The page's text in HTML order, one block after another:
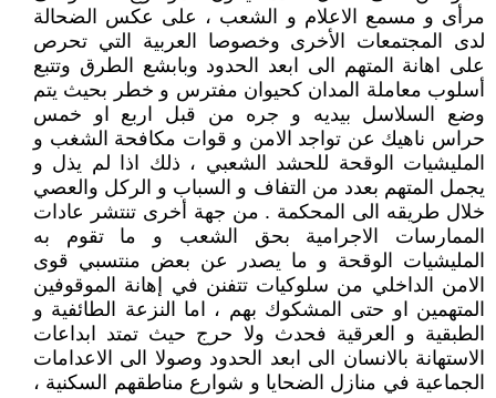
مرأى و مسمع الاعلام و الشعب ، على عكس الضحالة
لدى المجتمعات الأخرى وخصوصا العربية التي تحرص
على اهانة المتهم الى ابعد الحدود وبابشع الطرق وتتبع
أسلوب معاملة المدان كحيوان مفترس و خطر بحيث يتم
وضع السلاسل بيديه و جره من قبل اربع او خمس
حراس ناهيك عن تواجد الامن و قوات مكافحة الشغب و
المليشيات الوقحة للحشد الشعبي ، ذلك اذا لم يذل و
يجمل المتهم بعدد من التفاف و السباب و الركل والعصي
خلال طريقه الى المحكمة . من جهة أخرى تنتشر عادات
الممارسات الاجرامية بحق الشعب و ما تقوم به
المليشيات الوقحة و ما يصدر عن بعض منتسبي قوى
الامن الداخلي من سلوكيات تتفنن في إهانة الموقوفين
المتهمين او حتى المشكوك بهم ، اما النزعة الطائفية و
الطبقية و العرقية فحدث ولا حرج حيث تمتد ابداعات
الاستهانة بالانسان الى ابعد الحدود وصولا الى الاعدامات
الجماعية في منازل الضحايا و شوارع مناطقهم السكنية ،